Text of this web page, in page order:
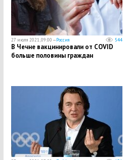
27 июля 2021, 09:00 —Россия 544
В Чечне вакцинировали от COVID
больше половины граждан